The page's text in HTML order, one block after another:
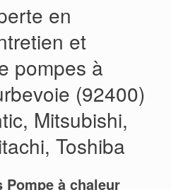
en
et
pompes à
(92400)
Mitsubishi,
Toshiba
Pompe à chaleur